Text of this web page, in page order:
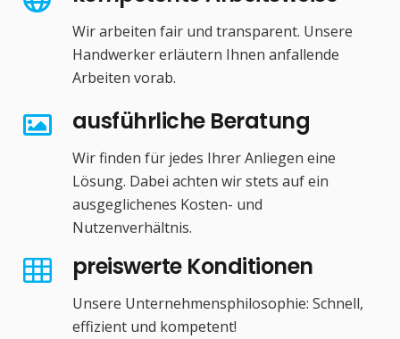
Wir arbeiten fair und transparent. Unsere
Handwerker erläutern Ihnen anfallende
Arbeiten vorab.
ausführliche Beratung
Wir finden für jedes Ihrer Anliegen eine
Lösung. Dabei achten wir stets auf ein
ausgeglichenes Kosten- und
Nutzenverhältnis.
preiswerte Konditionen
Unsere Unternehmensphilosophie: Schnell,
effizient und kompetent!